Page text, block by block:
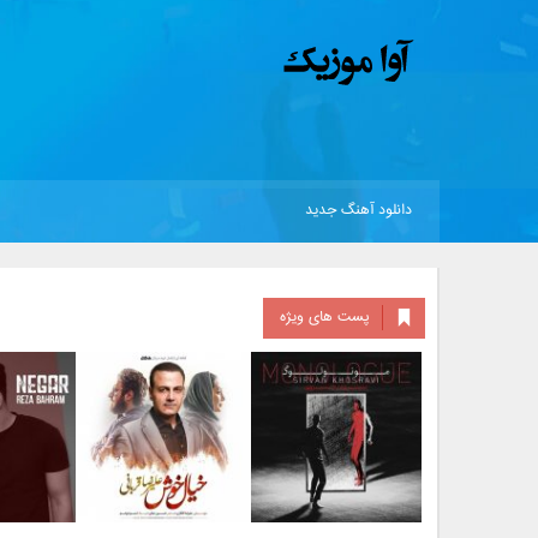
دانلود آهنگ جدید
پست های ویژه